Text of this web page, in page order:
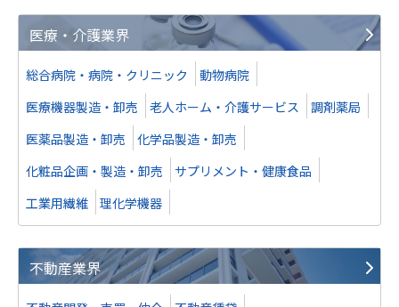
医療・介護業界
総合病院・病院・クリニック
動物病院
医療機器製造・卸売
老人ホーム・介護サービス
調剤薬局
医薬品製造・卸売
化学品製造・卸売
化粧品企画・製造・卸売
サプリメント・健康食品
工業用繊維
理化学機器
不動産業界